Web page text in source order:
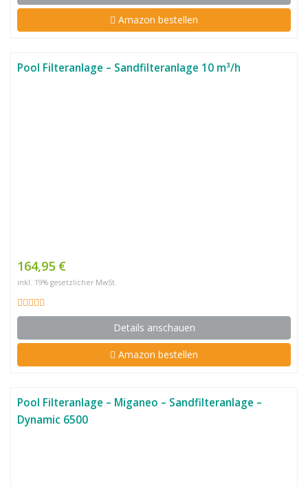
Amazon bestellen
Pool Filteranlage – Sandfilteranlage 10 m³/h
164,95 €
inkl. 19% gesetzlicher MwSt.
Details anschauen
Amazon bestellen
Pool Filteranlage – Miganeo – Sandfilteranlage –
Dynamic 6500